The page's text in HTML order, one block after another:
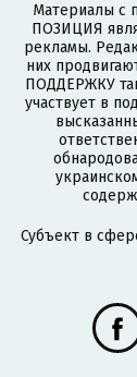
Материалы с
ПОЗИЦИЯ
рекламы.
них
ПОДДЕРЖКУ
участвует в
Субъект в